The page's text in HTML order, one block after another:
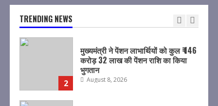
TRENDING NEWS
2
भुगतान
3
एमडीडीए का अवैध प्लाटिंग और निर्माण पर
बड़ा एक्शन
August 8, 2026